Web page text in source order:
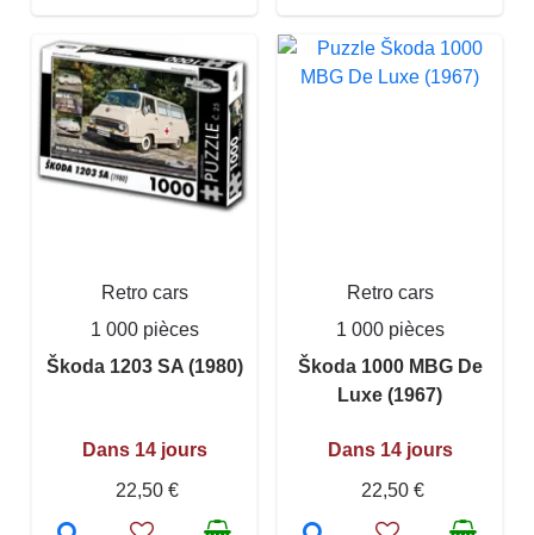
Retro cars
1 000 pièces
Škoda 1203 SA (1980)
Dans 14 jours
22,50 €
Retro cars
1 000 pièces
Škoda 1000 MBG De
Luxe (1967)
Dans 14 jours
22,50 €